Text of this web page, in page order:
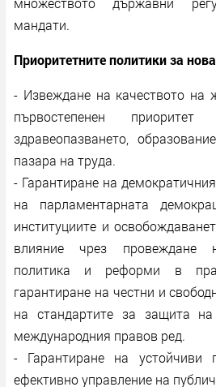
мандати.
Приоритетните политики за
- Извеждане на качеството на
първостепенен
здравеопазването,
пазара на труда.
- Гарантиране на
на парламентарната
институциите и
влияние чрез провеждане
политика и реформи в
гарантиране на честни и
на стандартите за защита
международния правов ред.
- Гарантиране на устойчиви
ефективно управление на